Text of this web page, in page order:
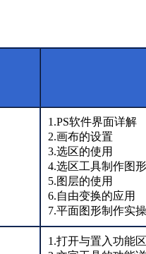
1.PS软件界面详解
2.画布的设置
3.选区的使用
4.选区工具制作图形
5.图层的使用
6.自由变换的应用
7.平面图形制作实操
1.打开与置入功能